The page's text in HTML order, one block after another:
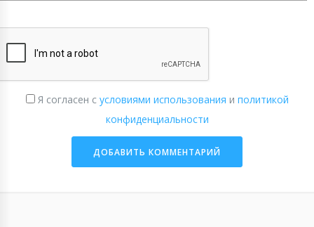
Я согласен с условиями использования и политикой
конфиденциальности